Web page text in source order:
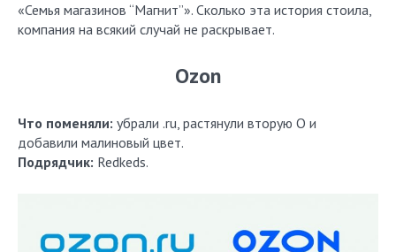
«Семья магазинов “Магнит”». Сколько эта история стоила,
компания на всякий случай не раскрывает.
Ozon
Что поменяли: убрали .ru, растянули вторую О и
добавили малиновый цвет.
Подрядчик: Redkeds.